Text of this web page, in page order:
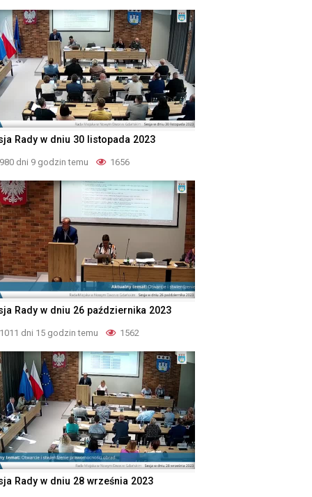
Rady w dniu 30 listopada 2023
980 dni 9 godzin temu 1656
Rady w dniu 26 października 2023
1011 dni 15 godzin temu 1562
Rady w dniu 28 września 2023